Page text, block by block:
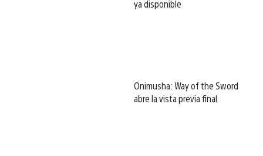
ya disponible
Onimusha: Way of the Sword
abre la vista previa final